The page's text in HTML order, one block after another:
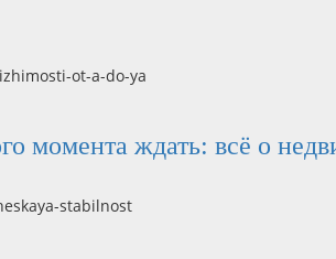
момента ждать: всё о